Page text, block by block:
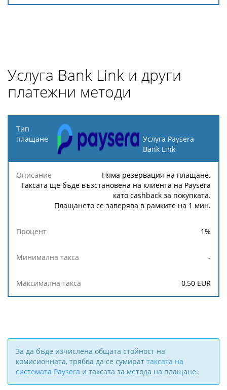
Услуга Bank Link и други
платежни методи
Тип
плащане
Минимална
такса
Максимална
такса
Услуга Paysera
Bank Link
Няма резервация на плащане.
Таксата ще бъде възстановена на клиента на Paysera
като cashback за покупката.
Плащането се заверява в рамките на 1 мин.
1%
-
0,50 EUR
За да бъде изчислена общата стойност на
комисионната, трябва да се сумират таксата на
системата Paysera и таксата за метода на плащане.